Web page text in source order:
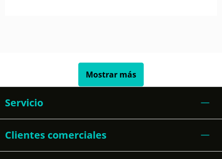
Mostrar más
Servicio
Clientes comerciales